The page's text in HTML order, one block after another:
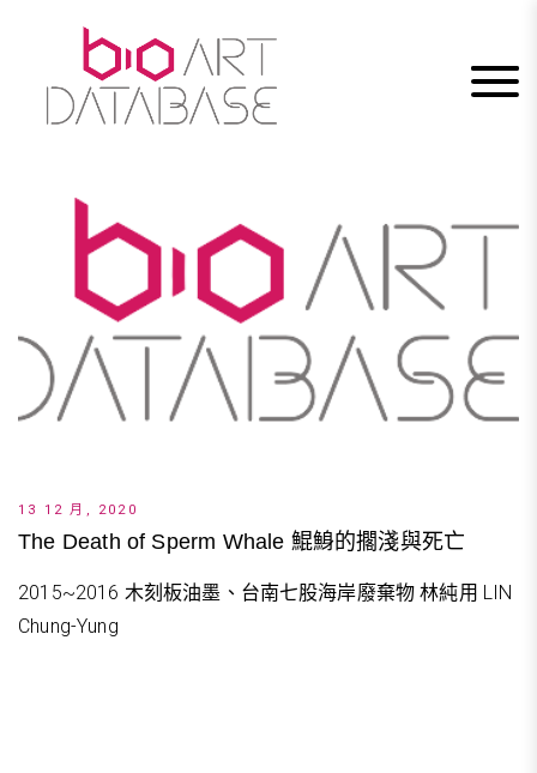
13 12 月, 2020
The Death of Sperm Whale 鯤鯓的擱淺與死亡
2015~2016 木刻板油墨、台南七股海岸廢棄物 林純用 LIN
Chung-Yung